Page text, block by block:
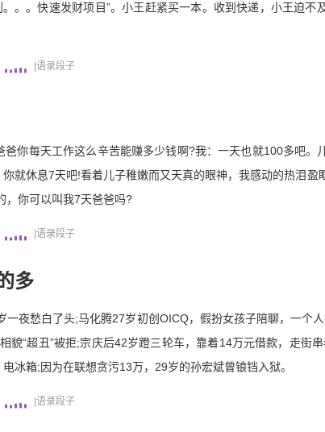
。。快速发财项目”。小王赶紧买一本。收到快递，小王迫不
语录段子
你每天工作这么辛苦能赚多少钱啊?我：一天也就100多吧。
就休息7天吧!看着儿子稚嫩而又天真的眼神，我感动的热泪
，你可以叫我7天爸爸吗?
语录段子
多
夜愁白了头;马化腾27岁初创OICQ，假扮女孩子陪聊，一个
貌“超丑”被拒;宗庆后42岁蹬三轮车，靠着14万元借款，走街
冰箱;因为在联想贪污13万，29岁的孙宏斌曾锒铛入狱。
语录段子